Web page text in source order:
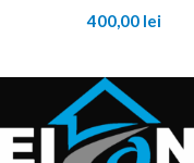
400,00 lei